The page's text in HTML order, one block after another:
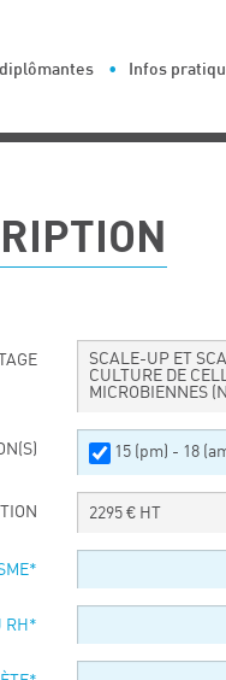
Infos
SCALE-UP ET
CULTURE DE
MICROBIENNES
15 (pm) - 18
2295 € HT
*
RH *